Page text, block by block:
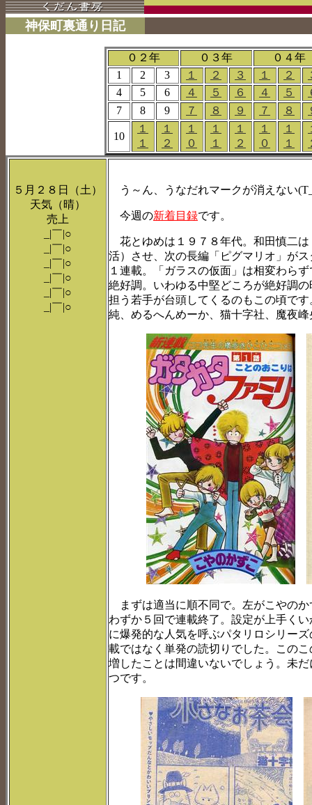
神保町裏通り日記
０２年 ０３年
０４年
1
2 3 １ ２ ３ １ ２
4
5 6 ４ ５ ６ ４ ５
7
8 9 ７ ８ ９ ７ ８
10
１
１
１
２
１
０
１
１
１
２
１
０
１
１
５月２８日（土）
天気（晴）
売上
_|￣|○
_|￣|○
_|￣|○
_|￣|○
_|￣|○
_|￣|○
う～ん、うなだれマークが消えない
今週の新着目録です。
花とゆめは１９７８年代。和田慎二
活）させ、次の長編「ピグマリオ」が
１連載。「ガラスの仮面」は相変わら
絶好調。いわゆる中堅どころが絶好調
担う若手が台頭してくるのもこの頃で
純、めるへんめーか、猫十字社、魔夜
まずは適当に順不同で。左がこやの
わずか５回で連載終了。設定が上手く
に爆発的な人気を呼ぶパタリロシリー
載ではなく単発の読切りでした。この
増したことは間違いないでしょう。未
つです。